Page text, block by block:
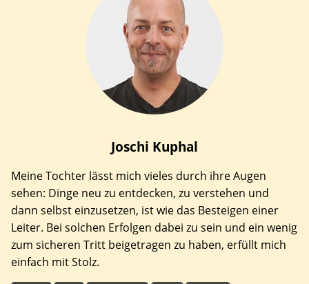
Joschi Kuphal
Meine Tochter lässt mich vieles durch ihre Augen
sehen: Dinge neu zu entdecken, zu verstehen und
dann selbst einzusetzen, ist wie das Besteigen einer
Leiter. Bei solchen Erfolgen dabei zu sein und ein wenig
zum sicheren Tritt beigetragen zu haben, erfüllt mich
einfach mit Stolz.